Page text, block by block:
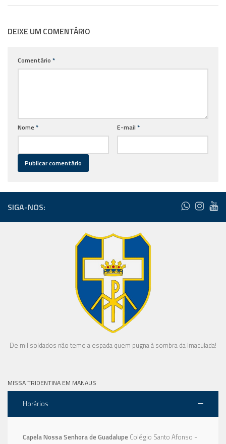
DEIXE UM COMENTÁRIO
Comentário *
Nome * E-mail *
SIGA-NOS:
De mil soldados não teme a espada quem pugna à sombra da Imaculada!
MISSA TRIDENTINA EM MANAUS
Horários
Capela Nossa Senhora de Guadalupe Colégio Santo Afonso -